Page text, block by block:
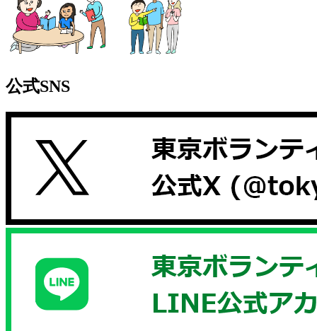
公式SNS